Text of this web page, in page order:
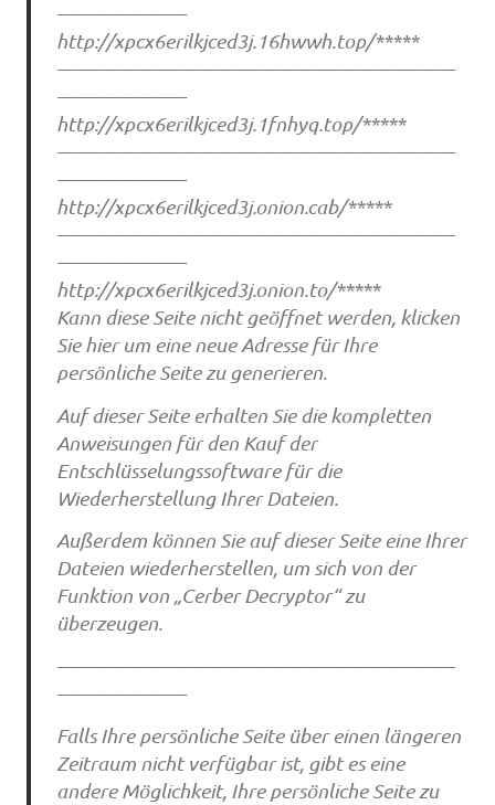
——————–
http://xpcx6erilkjced3j.16hwwh.top/*****
————————————————————
——————–
http://xpcx6erilkjced3j.1fnhyq.top/*****
————————————————————
——————–
http://xpcx6erilkjced3j.onion.cab/*****
————————————————————
——————–
http://xpcx6erilkjced3j.onion.to/*****
Kann diese Seite nicht geöffnet werden, klicken
Sie hier um eine neue Adresse für Ihre
persönliche Seite zu generieren.
Auf dieser Seite erhalten Sie die kompletten
Anweisungen für den Kauf der
Entschlüsselungssoftware für die
Wiederherstellung Ihrer Dateien.
Außerdem können Sie auf dieser Seite eine Ihrer
Dateien wiederherstellen, um sich von der
Funktion von „Cerber Decryptor“ zu
überzeugen.
————————————————————
——————–
Falls Ihre persönliche Seite über einen längeren
Zeitraum nicht verfügbar ist, gibt es eine
andere Möglichkeit, Ihre persönliche Seite zu